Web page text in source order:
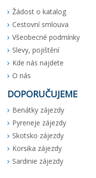
Žádost o katalog
Cestovní smlouva
Všeobecné podmínky
Slevy, pojištění
Kde nás najdete
O nás
DOPORUČUJEME
Benátky zájezdy
Pyreneje zájezdy
Skotsko zájezdy
Korsika zájezdy
Sardinie zájezdy